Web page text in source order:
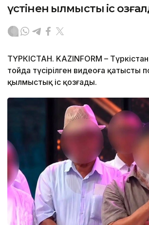
үстінен қылмыстық іс
ТҮРКІСТАН. KAZINFORM –
тойда түсірілген видеоға қатысты
қылмыстық іс қозғады.